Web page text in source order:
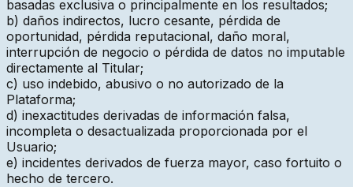
basadas exclusiva o principalmente en los resultados;
b) daños indirectos, lucro cesante, pérdida de
oportunidad, pérdida reputacional, daño moral,
interrupción de negocio o pérdida de datos no imputable
directamente al Titular;
c) uso indebido, abusivo o no autorizado de la
Plataforma;
d) inexactitudes derivadas de información falsa,
incompleta o desactualizada proporcionada por el
Usuario;
e) incidentes derivados de fuerza mayor, caso fortuito o
hecho de tercero.